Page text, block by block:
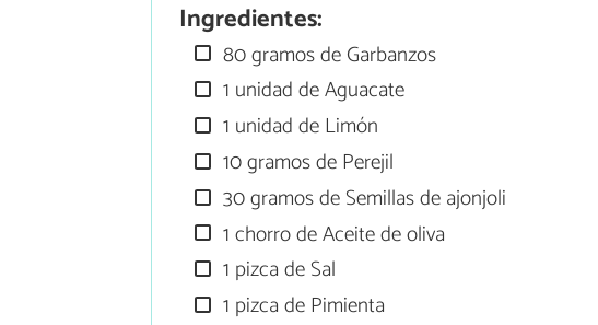
Ingredientes:
80 gramos de Garbanzos
1 unidad de Aguacate
1 unidad de Limón
10 gramos de Perejil
30 gramos de Semillas de ajonjoli
1 chorro de Aceite de oliva
1 pizca de Sal
1 pizca de Pimienta